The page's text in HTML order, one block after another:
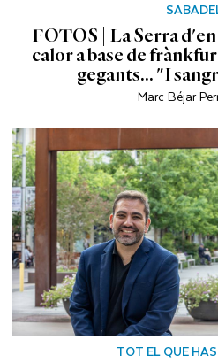
FOTOS | La Serra
calor a base de
gegants... "I
Marc Béjar
TOT EL QUE